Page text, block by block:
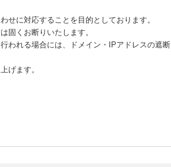
せに対応することを目的としております。
固くお断りいたします。
われる場合には、ドメイン・IPアドレスの遮断
げます。